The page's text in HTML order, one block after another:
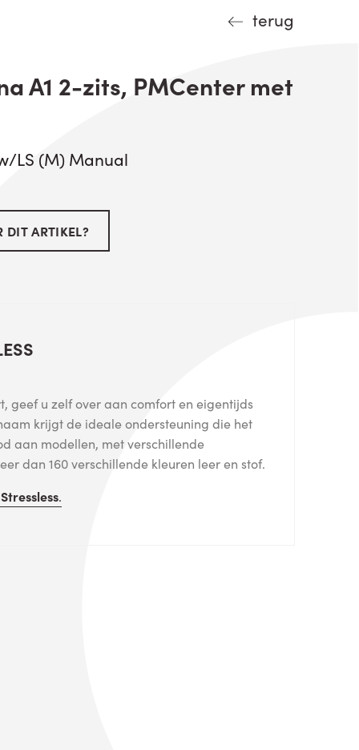
terug
A1 2-zits, PMCenter met
LS (M) Manual
DIT ARTIKEL?
geef u zelf over aan comfort en eigentijds
krijgt de ideale ondersteuning die het
aan modellen, met verschillende
dan 160 verschillende kleuren leer en stof.
Stressless.